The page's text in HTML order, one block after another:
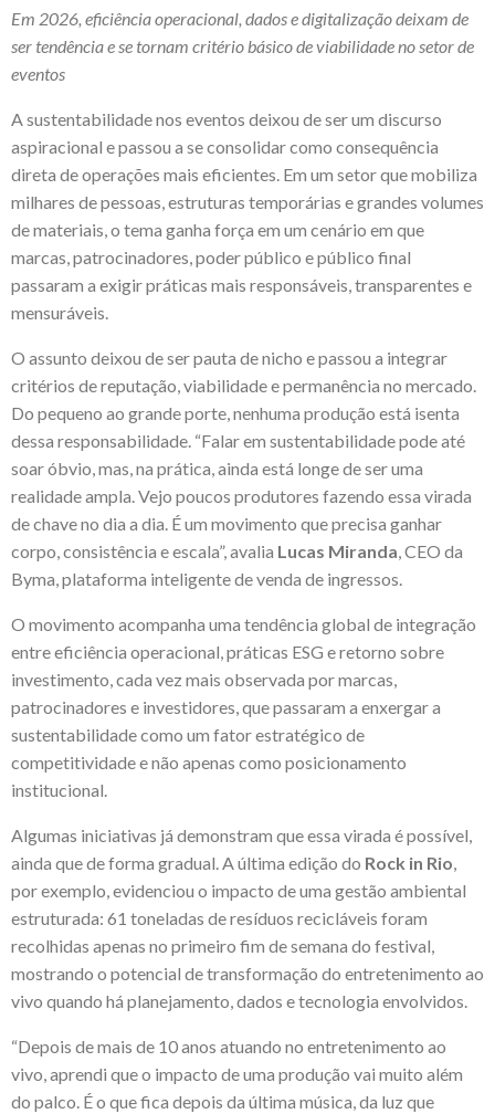
Em 2026, eficiência operacional, dados e digitalização deixam de
ser tendência e se tornam critério básico de viabilidade no setor de
eventos
A sustentabilidade nos eventos deixou de ser um discurso
aspiracional e passou a se consolidar como consequência
direta de operações mais eficientes. Em um setor que mobiliza
milhares de pessoas, estruturas temporárias e grandes volumes
de materiais, o tema ganha força em um cenário em que
marcas, patrocinadores, poder público e público final
passaram a exigir práticas mais responsáveis, transparentes e
mensuráveis.
O assunto deixou de ser pauta de nicho e passou a integrar
critérios de reputação, viabilidade e permanência no mercado.
Do pequeno ao grande porte, nenhuma produção está isenta
dessa responsabilidade. “Falar em sustentabilidade pode até
soar óbvio, mas, na prática, ainda está longe de ser uma
realidade ampla. Vejo poucos produtores fazendo essa virada
de chave no dia a dia. É um movimento que precisa ganhar
corpo, consistência e escala”, avalia Lucas Miranda, CEO da
Byma, plataforma inteligente de venda de ingressos.
O movimento acompanha uma tendência global de integração
entre eficiência operacional, práticas ESG e retorno sobre
investimento, cada vez mais observada por marcas,
patrocinadores e investidores, que passaram a enxergar a
sustentabilidade como um fator estratégico de
competitividade e não apenas como posicionamento
institucional.
Algumas iniciativas já demonstram que essa virada é possível,
ainda que de forma gradual. A última edição do Rock in Rio,
por exemplo, evidenciou o impacto de uma gestão ambiental
estruturada: 61 toneladas de resíduos recicláveis foram
recolhidas apenas no primeiro fim de semana do festival,
mostrando o potencial de transformação do entretenimento ao
vivo quando há planejamento, dados e tecnologia envolvidos.
“Depois de mais de 10 anos atuando no entretenimento ao
vivo, aprendi que o impacto de uma produção vai muito além
do palco. É o que fica depois da última música, da luz que